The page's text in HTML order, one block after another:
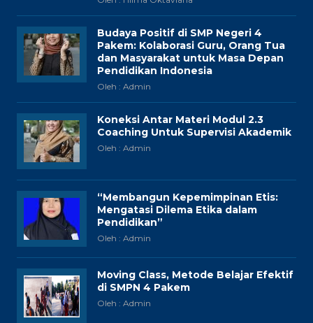
Budaya Positif di SMP Negeri 4
Pakem: Kolaborasi Guru, Orang Tua
dan Masyarakat untuk Masa Depan
Pendidikan Indonesia
Oleh : Admin
Koneksi Antar Materi Modul 2.3
Coaching Untuk Supervisi Akademik
Oleh : Admin
“Membangun Kepemimpinan Etis:
Mengatasi Dilema Etika dalam
Pendidikan”
Oleh : Admin
Moving Class, Metode Belajar Efektif
di SMPN 4 Pakem
Oleh : Admin